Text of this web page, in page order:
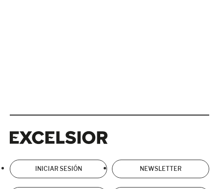
INICIAR SESIÓN NEWSLETTER